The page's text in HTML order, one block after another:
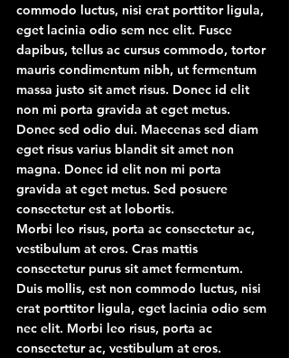
commodo luctus, nisi erat porttitor ligula,
eget lacinia odio sem nec elit. Fusce
dapibus, tellus ac cursus commodo, tortor
mauris condimentum nibh, ut fermentum
massa justo sit amet risus. Donec id elit
non mi porta gravida at eget metus.
Donec sed odio dui. Maecenas sed diam
eget risus varius blandit sit amet non
magna. Donec id elit non mi porta
gravida at eget metus. Sed posuere
consectetur est at lobortis.
Morbi leo risus, porta ac consectetur ac,
vestibulum at eros. Cras mattis
consectetur purus sit amet fermentum.
Duis mollis, est non commodo luctus, nisi
erat porttitor ligula, eget lacinia odio sem
nec elit. Morbi leo risus, porta ac
consectetur ac, vestibulum at eros.